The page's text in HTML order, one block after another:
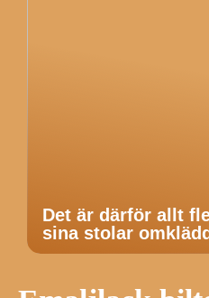
Det är därför allt
sina stolar